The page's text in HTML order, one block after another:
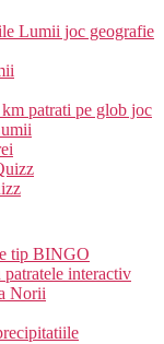
Lumii joc geografie
patrati pe glob joc
tip BINGO
interactiv
Norii